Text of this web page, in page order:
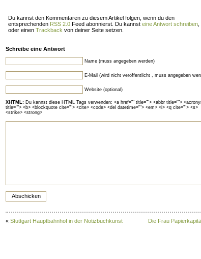
Du kannst den Kommentaren zu diesem Artikel folgen, wenn du den
entsprechenden RSS 2.0 Feed abonnierst. Du kannst eine Antwort schreiben
oder einen Trackback von deiner Seite setzen.
Schreibe eine Antwort
Name (muss angegeben werden)
E-Mail (wird nicht veröffentlicht , muss angegeben
Website (optional)
XHTML: Du kannst diese HTML Tags verwenden: <a href="" title=""> <abbr title="">
title=""> <b> <blockquote cite=""> <cite> <code> <del datetime=""> <em> <i> <q cite=""> <s>
<strike> <strong>
« Stuttgart Hauptbahnhof in der Notizbuchkunst Die Frau